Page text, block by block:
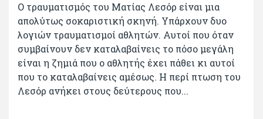
Ο τραυματισμός του Ματίας Λεσόρ είναι μια
απολύτως σοκαριστική σκηνή. Υπάρχουν δυο
λογιών τραυματισμοί αθλητών. Αυτοί που όταν
συμβαίνουν δεν καταλαβαίνεις το πόσο μεγάλη
είναι η ζημιά που ο αθλητής έχει πάθει κι αυτοί
που το καταλαβαίνεις αμέσως. Η περί πτωση του
Λεσόρ ανήκει στους δεύτερους που...